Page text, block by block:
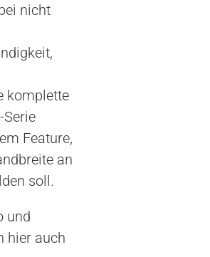
nicht
komplette
Serie
Feature,
an
soll.
und
hier auch